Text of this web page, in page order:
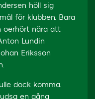
höll sig
för klubben. Bara
oerhört nära att
Lundin
Eriksson
dock komma.
en gång